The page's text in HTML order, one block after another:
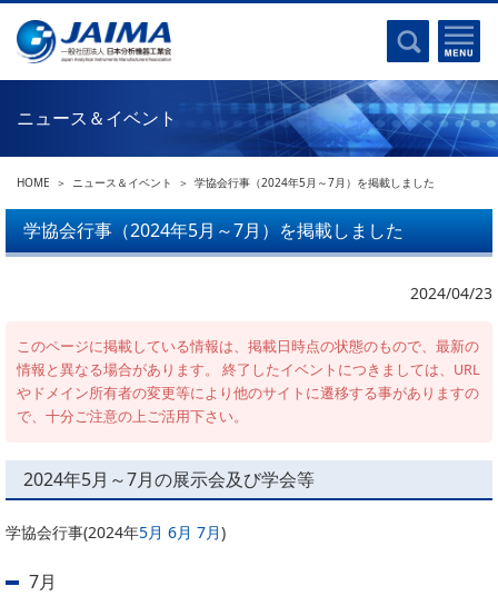
事業計画書
沿革
関連リンク
JAIMAの取り組み
海外交流事業
中小企業経営強化税制
製品含有化学物質規制 UPDATE
刊行物のご案内
協力企業との適正取引の推進
分析用X線検査装置他PCB廃棄物処理について
はじめに
電磁波(光)
クロマトグラフ
質量分析
電子顕微鏡
熱分析
電気化学
バイオ関連
機器分析が支える、豊かな暮らしと産業のフロンティア
総論・各種分析法
環境
食品
ニュース＆イベント
HOME ニュース＆イベント 学協会行事（2024年5月～7月）を掲載しました
学協会行事（2024年5月～7月）を掲載しました
2024/04/23
このページに掲載している情報は、掲載日時点の状態のもので、最新の
情報と異なる場合があります。 終了したイベントにつきましては、URL
やドメイン所有者の変更等により他のサイトに遷移する事がありますの
で、十分ご注意の上ご活用下さい。
2024年5月～7月の展示会及び学会等
学協会行事(2024年5月 6月 7月)
7月